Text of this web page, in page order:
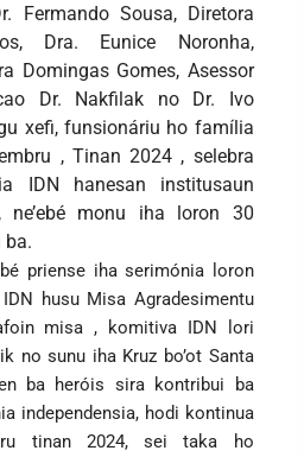
Fermando Sousa, Diretora
Dra. Eunice Noronha,
Domingas Gomes, Asessor
Dr. Nakfilak no Dr. Ivo
xefi, funsionáriu ho família
, Tinan 2024 , selebra
IDN hanesan institusaun
monu iha loron 30
ba.
priense iha serimónia loron
husu Misa Agradesimentu
misa , komitiva IDN lori
no sunu iha Kruz bo’ot Santa
ba heróis sira kontribui ba
independensia, hodi kontinua
tinan 2024, sei taka ho